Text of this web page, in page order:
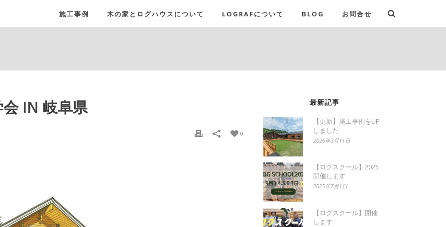
施工事例 木の家とログハウスについて LOGRAFについて BLOG お問合せ
IN 岐阜県
0
最新記事
【更新】施工事例をUP
しました
2026年3月11日
【ログスクール】2025
開催します
2025年7月1日
【ログスクール】開催
します